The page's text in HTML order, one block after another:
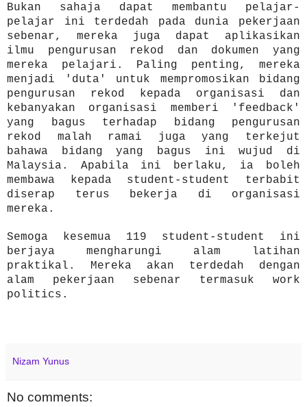
Bukan sahaja dapat membantu pelajar-
pelajar ini terdedah pada dunia pekerjaan
sebenar, mereka juga dapat aplikasikan
ilmu pengurusan rekod dan dokumen yang
mereka pelajari. Paling penting, mereka
menjadi 'duta' untuk mempromosikan bidang
pengurusan rekod kepada organisasi dan
kebanyakan organisasi memberi 'feedback'
yang bagus terhadap bidang pengurusan
rekod malah ramai juga yang terkejut
bahawa bidang yang bagus ini wujud di
Malaysia. Apabila ini berlaku, ia boleh
membawa kepada student-student terbabit
diserap terus bekerja di organisasi
mereka.
Semoga kesemua 119 student-student ini
berjaya mengharungi alam latihan
praktikal. Mereka akan terdedah dengan
alam pekerjaan sebenar termasuk work
politics.
Nizam Yunus
No comments: